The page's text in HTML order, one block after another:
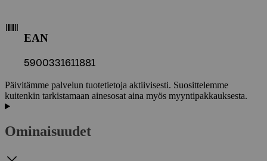
EAN
5900331611881
Päivitämme palvelun tuotetietoja aktiivisesti. Suosittelemme
kuitenkin tarkistamaan ainesosat aina myös myyntipakkauksesta.
Ominaisuudet